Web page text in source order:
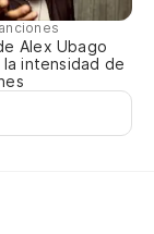
Alex Ubago
intensidad de